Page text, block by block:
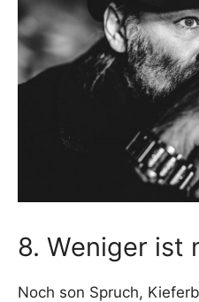
8. Weniger ist
Noch son Spruch,